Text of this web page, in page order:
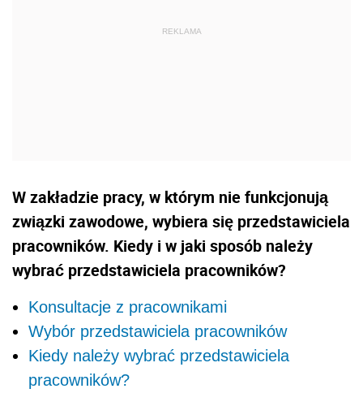
W zakładzie pracy, w którym nie funkcjonują
związki zawodowe, wybiera się przedstawiciela
pracowników. Kiedy i w jaki sposób należy
wybrać przedstawiciela pracowników?
Konsultacje z pracownikami
Wybór przedstawiciela pracowników
Kiedy należy wybrać przedstawiciela
pracowników?